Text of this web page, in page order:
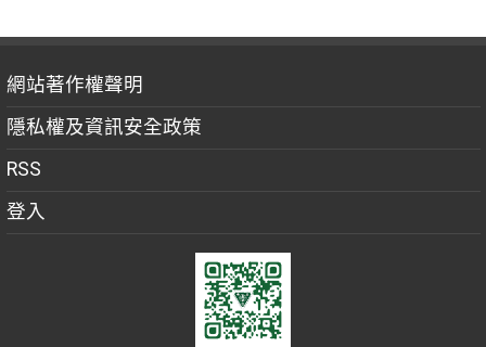
網站著作權聲明
隱私權及資訊安全政策
RSS
登入